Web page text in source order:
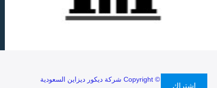
Copyright © 2026 شركة ديكور ديزاين السعودية
اشتراك